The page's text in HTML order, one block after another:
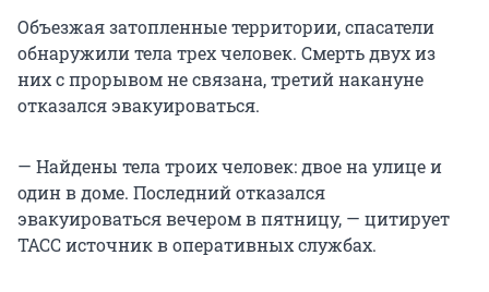
Объезжая затопленные территории, спасатели
обнаружили тела трех человек. Смерть двух из
них с прорывом не связана, третий накануне
отказался эвакуироваться.
— Найдены тела троих человек: двое на улице и
один в доме. Последний отказался
эвакуироваться вечером в пятницу, — цитирует
ТАСС источник в оперативных службах.